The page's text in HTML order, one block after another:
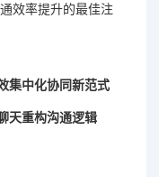
效率提升的最佳注
集中化协同新范式
天重构沟通逻辑